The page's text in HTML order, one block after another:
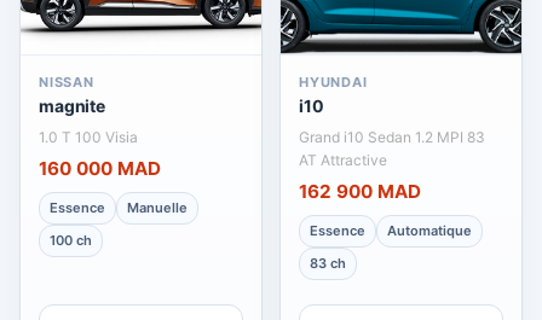
NISSAN
magnite
1.0 T 100 Visia
160 000 MAD
Essence
Manuelle
100 ch
HYUNDAI
i10
Grand i10 Sedan 1.2 MPI 83
AT Attractive
162 900 MAD
Essence
Automatique
83 ch